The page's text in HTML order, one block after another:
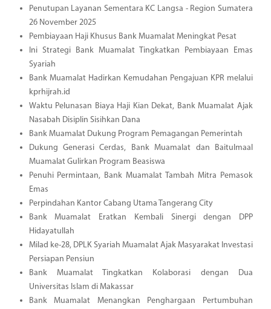
Penutupan Layanan Sementara KC Langsa - Region Sumatera
26 November 2025
Pembiayaan Haji Khusus Bank Muamalat Meningkat Pesat
Ini Strategi Bank Muamalat Tingkatkan Pembiayaan Emas
Syariah
Bank Muamalat Hadirkan Kemudahan Pengajuan KPR melalui
kprhijrah.id
Waktu Pelunasan Biaya Haji Kian Dekat, Bank Muamalat Ajak
Nasabah Disiplin Sisihkan Dana
Bank Muamalat Dukung Program Pemagangan Pemerintah
Dukung Generasi Cerdas, Bank Muamalat dan Baitulmaal
Muamalat Gulirkan Program Beasiswa
Penuhi Permintaan, Bank Muamalat Tambah Mitra Pemasok
Emas
Perpindahan Kantor Cabang Utama Tangerang City
Bank Muamalat Eratkan Kembali Sinergi dengan DPP
Hidayatullah
Milad ke-28, DPLK Syariah Muamalat Ajak Masyarakat Investasi
Persiapan Pensiun
Bank Muamalat Tingkatkan Kolaborasi dengan Dua
Universitas Islam di Makassar
Bank Muamalat Menangkan Penghargaan Pertumbuhan